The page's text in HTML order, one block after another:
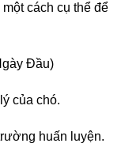
cách cụ thể để
Đầu)
của chó.
huấn luyện.